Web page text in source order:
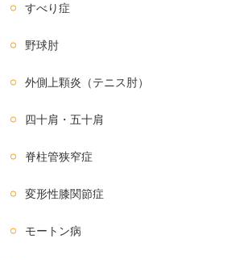
すべり症
野球肘
外側上顆炎（テニス肘）
四十肩・五十肩
脊柱管狭窄症
変形性膝関節症
モートン病